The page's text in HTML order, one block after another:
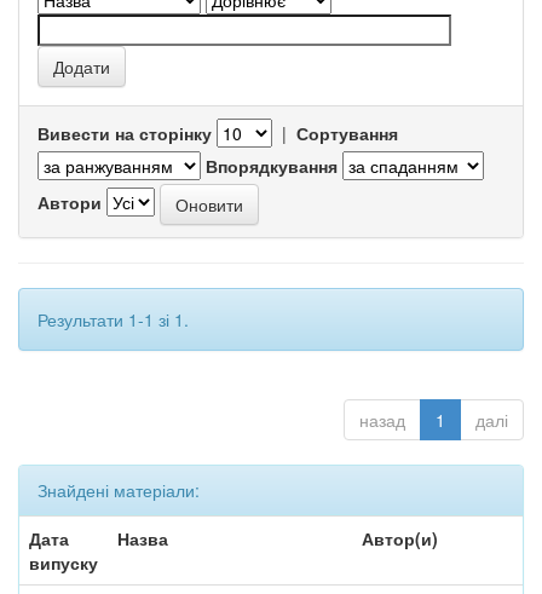
Вивести на сторінку | Сортування
Впорядкування
Автори
Результати 1-1 зі 1.
назад 1 далі
Знайдені матеріали:
Дата
випуску
Назва Автор(и)